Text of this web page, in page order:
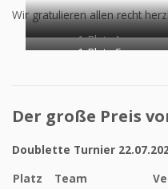
Wir gratulieren allen recht
1. Platz A
1. Platz C
Der große Preis
Doublette Turnier
Platz
Team